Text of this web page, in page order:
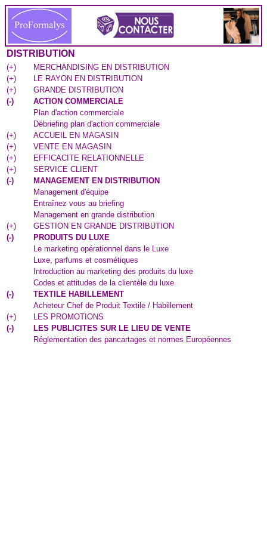
DISTRIBUTION
(+)
MERCHANDISING EN DISTRIBUTION
(+)
LE RAYON EN DISTRIBUTION
(+)
GRANDE DISTRIBUTION
(-)
ACTION COMMERCIALE
Plan d'action commerciale
Débriefing plan d'action commerciale
(+)
ACCUEIL EN MAGASIN
(+)
VENTE EN MAGASIN
(+)
EFFICACITE RELATIONNELLE
(+)
SERVICE CLIENT
(-)
MANAGEMENT EN DISTRIBUTION
Management d'équipe
Entraînez vous au briefing
Management en grande distribution
(+)
GESTION EN GRANDE DISTRIBUTION
(-)
PRODUITS DU LUXE
Le marketing opérationnel dans le Luxe
Luxe, parfums et cosmétiques
Introduction au marketing des produits du luxe
Codes et attitudes de la clientèle du luxe
(-)
TEXTILE HABILLEMENT
Acheteur Chef de Produit Textile / Habillement
(+)
LES PROMOTIONS
(-)
LES PUBLICITES SUR LE LIEU DE VENTE
Réglementation des pancartages et normes Européennes